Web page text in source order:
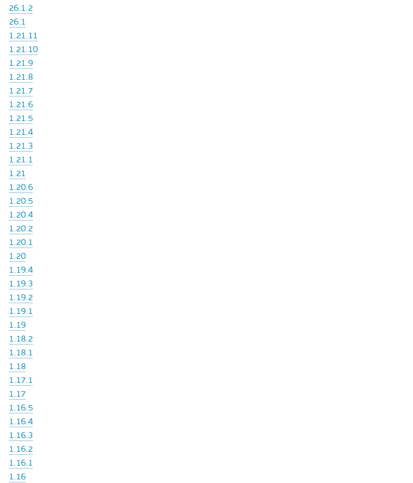
26.1.2
26.1
1.21.11
1.21.10
1.21.9
1.21.8
1.21.7
1.21.6
1.21.5
1.21.4
1.21.3
1.21.1
1.21
1.20.6
1.20.5
1.20.4
1.20.2
1.20.1
1.20
1.19.4
1.19.3
1.19.2
1.19.1
1.19
1.18.2
1.18.1
1.18
1.17.1
1.17
1.16.5
1.16.4
1.16.3
1.16.2
1.16.1
1.16